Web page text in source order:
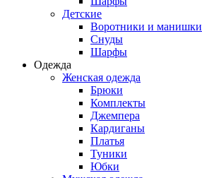
Детские
Воротники и манишки
Снуды
Шарфы
Одежда
Женская одежда
Брюки
Комплекты
Джемпера
Кардиганы
Платья
Туники
Юбки